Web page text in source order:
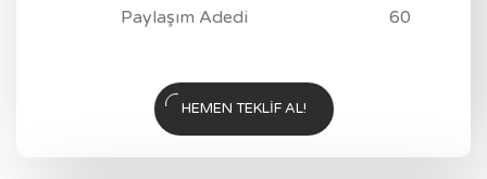
Paylaşım Adedi
60
HEMEN TEKLIF AL!